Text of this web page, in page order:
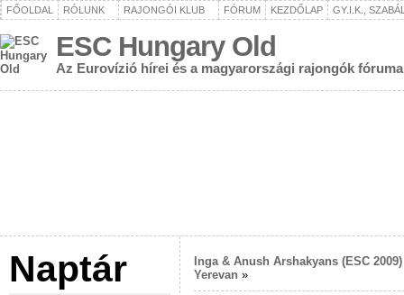
FŐOLDAL RÓLUNK RAJONGÓI KLUB FÓRUM KEZDŐLAP GY.I.K.,
ESC Hungary Old
Az Eurovízió hírei és a magyarországi rajongók fóruma
Naptár
Inga & Anush Arshakyans (ESC
Yerevan »